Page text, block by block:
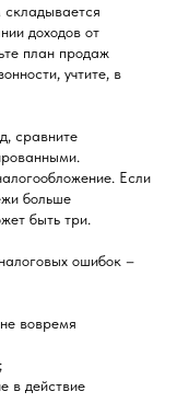
доходов от
план продаж
учтите, в
сравните
Если
больше
быть три.
ошибок –
вовремя
в действие